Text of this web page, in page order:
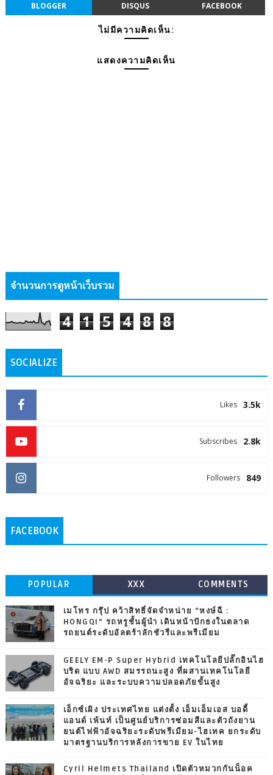
BLOGGER DISQUS FACEBOOK
ไม่มีความคิดเห็น:
แสดงความคิดเห็น
จำนวนการดูหน้าเว็บรวม
4 1 5 4 8 8
SOCIALIZE
3.5k
Likes
2.8k
Subscribes
849
Followers
FACEBOOK
POPULAR XXX COMMENTS
เมโทร กรุ๊ป คว้าสิทธิ์จัดจำหน่าย “หงษ์ฉี :
HONGQI” รถหรูชั้นผู้นำ เดินหน้าปักธงในตลาด
รถยนต์ระดับอัลตร้าลักชัวรีและพรีเมียม
GEELY EM-P Super Hybrid เทคโนโลยีปลั๊กอินไฮ
บริด แบบ AWD สมรรถนะสูง ที่ผสานเทคโนโลยี
อัจฉริยะ และระบบความปลอดภัยขั้นสูง
เอ็กซ์เผิง ประเทศไทย แต่งตั้ง เอ็มเอ็มเอส บอดี้
แอนด์ เพ้นท์ เป็นศูนย์บริการซ่อมสีและตัวถังยาน
ยนต์ไฟฟ้าอัจฉริยะระดับพรีเมียม-ไฮเทค ยกระดับ
มาตรฐานบริการหลังการขาย EV ในไทย
Cyril Helmets Thailand เปิดตัวหมวกกันน็อค